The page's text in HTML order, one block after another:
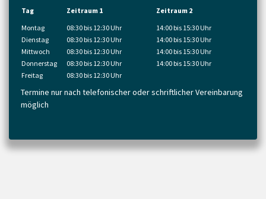
Tag Zeitraum 1
Zeitraum 2
Montag
08:30 bis 12:30 Uhr
14:00 bis 15:30 Uhr
Dienstag
08:30 bis 12:30 Uhr
14:00 bis 15:30 Uhr
Mittwoch
08:30 bis 12:30 Uhr
14:00 bis 15:30 Uhr
Donnerstag
08:30 bis 12:30 Uhr
14:00 bis 15:30 Uhr
Freitag
08:30 bis 12:30 Uhr
Termine nur nach telefonischer oder schriftlicher Vereinbarung
möglich